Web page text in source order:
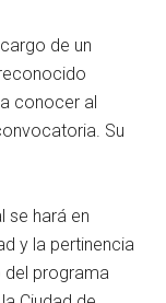
de un
conocer al
Su
se hará en
y la pertinencia
del programa